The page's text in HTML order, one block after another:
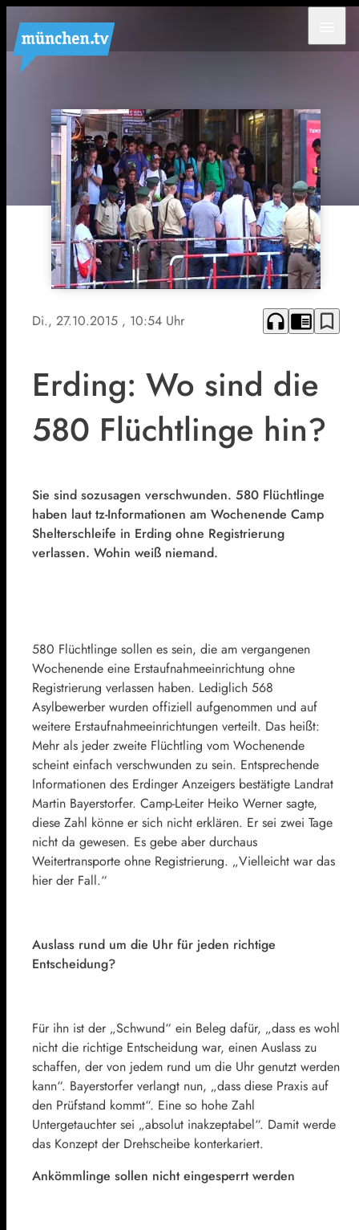
Di., 27.10.2015 , 10:54 Uhr headphones chrome_reader_mode bookmark_border
Erding: Wo sind die
580 Flüchtlinge hin?
Sie sind sozusagen verschwunden. 580 Flüchtlinge
haben laut tz-Informationen am Wochenende Camp
Shelterschleife in Erding ohne Registrierung
verlassen. Wohin weiß niemand.
580 Flüchtlinge sollen es sein, die am vergangenen
Wochenende eine Erstaufnahmeeinrichtung ohne
Registrierung verlassen haben. Lediglich 568
Asylbewerber wurden offiziell aufgenommen und auf
weitere Erstaufnahmeeinrichtungen verteilt. Das heißt:
Mehr als jeder zweite Flüchtling vom Wochenende
scheint einfach verschwunden zu sein. Entsprechende
Informationen des Erdinger Anzeigers bestätigte Landrat
Martin Bayerstorfer. Camp-Leiter Heiko Werner sagte,
diese Zahl könne er sich nicht erklären. Er sei zwei Tage
nicht da gewesen. Es gebe aber durchaus
Weitertransporte ohne Registrierung. „Vielleicht war das
hier der Fall.“
Auslass rund um die Uhr für jeden richtige
Entscheidung?
Für ihn ist der „Schwund“ ein Beleg dafür, „dass es wohl
nicht die richtige Entscheidung war, einen Auslass zu
schaffen, der von jedem rund um die Uhr genutzt werden
kann“. Bayerstorfer verlangt nun, „dass diese Praxis auf
den Prüfstand kommt“. Eine so hohe Zahl
Untergetauchter sei „absolut inakzeptabel“. Damit werde
das Konzept der Drehscheibe konterkariert.
Ankömmlinge sollen nicht eingesperrt werden